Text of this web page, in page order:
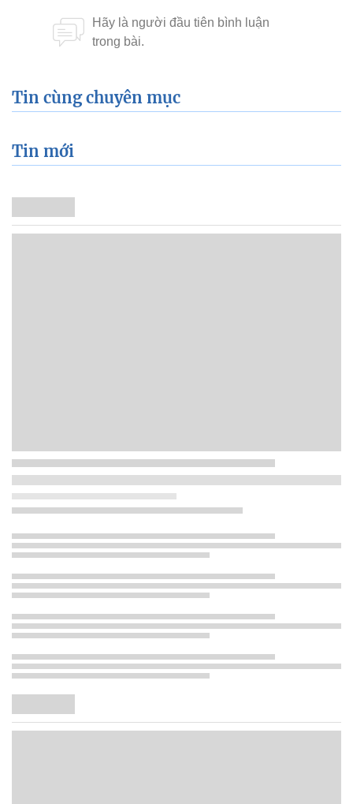
Tin cùng chuyên mục
Tin mới